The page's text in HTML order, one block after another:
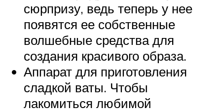
сюрпризу, ведь теперь у нее
появятся ее собственные
волшебные средства для
создания красивого образа.
Аппарат для приготовления
сладкой ваты. Чтобы
лакомиться любимой